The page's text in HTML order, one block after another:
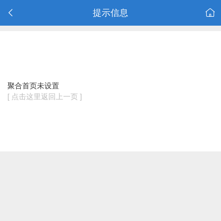
提示信息
聚合首页未设置
[ 点击这里返回上一页 ]